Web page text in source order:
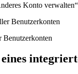
Konto
Benutzerkonten